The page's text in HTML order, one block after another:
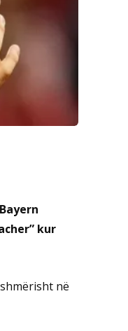
kur
në